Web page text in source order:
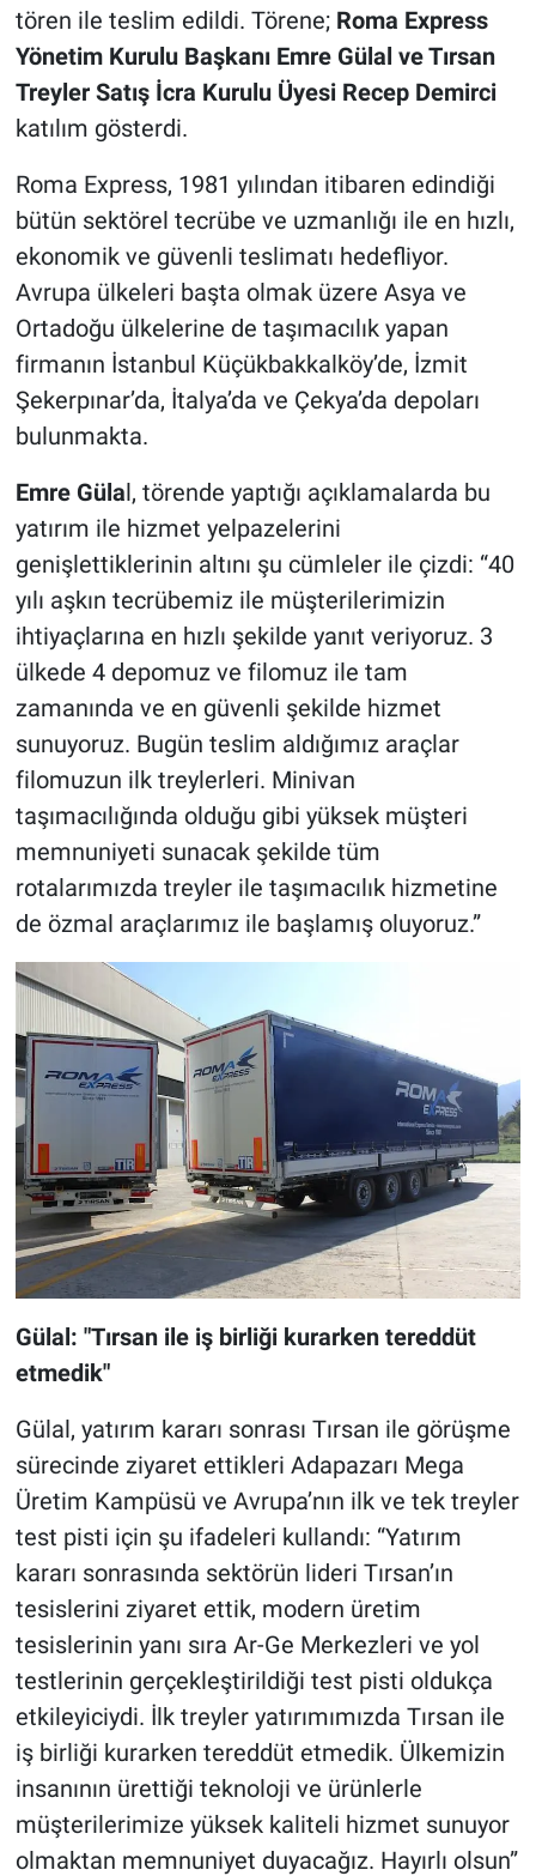
tören ile teslim edildi. Törene; Roma Express
Yönetim Kurulu Başkanı Emre Gülal ve Tırsan
Treyler Satış İcra Kurulu Üyesi Recep Demirci
katılım gösterdi.
Roma Express, 1981 yılından itibaren edindiği
bütün sektörel tecrübe ve uzmanlığı ile en hızlı,
ekonomik ve güvenli teslimatı hedefliyor.
Avrupa ülkeleri başta olmak üzere Asya ve
Ortadoğu ülkelerine de taşımacılık yapan
firmanın İstanbul Küçükbakkalköy’de, İzmit
Şekerpınar’da, İtalya’da ve Çekya’da depoları
bulunmakta.
Emre Gülal, törende yaptığı açıklamalarda bu
yatırım ile hizmet yelpazelerini
genişlettiklerinin altını şu cümleler ile çizdi: “40
yılı aşkın tecrübemiz ile müşterilerimizin
ihtiyaçlarına en hızlı şekilde yanıt veriyoruz. 3
ülkede 4 depomuz ve filomuz ile tam
zamanında ve en güvenli şekilde hizmet
sunuyoruz. Bugün teslim aldığımız araçlar
filomuzun ilk treylerleri. Minivan
taşımacılığında olduğu gibi yüksek müşteri
memnuniyeti sunacak şekilde tüm
rotalarımızda treyler ile taşımacılık hizmetine
de özmal araçlarımız ile başlamış oluyoruz.”
Gülal: "Tırsan ile iş birliği kurarken tereddüt
etmedik"
Gülal, yatırım kararı sonrası Tırsan ile görüşme
sürecinde ziyaret ettikleri Adapazarı Mega
Üretim Kampüsü ve Avrupa’nın ilk ve tek treyler
test pisti için şu ifadeleri kullandı: “Yatırım
kararı sonrasında sektörün lideri Tırsan’ın
tesislerini ziyaret ettik, modern üretim
tesislerinin yanı sıra Ar-Ge Merkezleri ve yol
testlerinin gerçekleştirildiği test pisti oldukça
etkileyiciydi. İlk treyler yatırımımızda Tırsan ile
iş birliği kurarken tereddüt etmedik. Ülkemizin
insanının ürettiği teknoloji ve ürünlerle
müşterilerimize yüksek kaliteli hizmet sunuyor
olmaktan memnuniyet duyacağız. Hayırlı olsun”